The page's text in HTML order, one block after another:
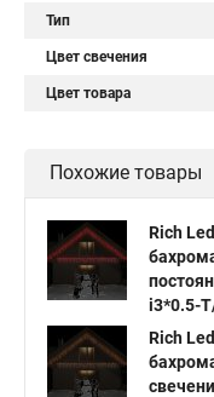
Тип
Цвет свечения
Цвет товара
Похожие товары
Rich
i3*0.5-
Rich